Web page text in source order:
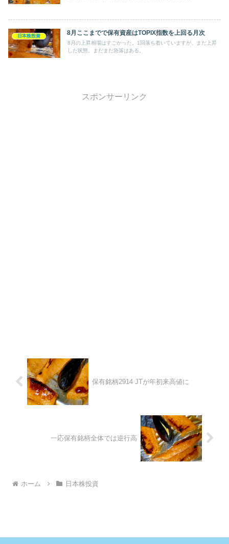
日本株投資 8月ここまでで保有資産はTOPIX指数を上回る月次
8月の上昇相場はすごかった。1回落ち着いていますが、まだ上昇
した状態。まだまだ急落はある。
スポンサーリンク
保有銘柄2914 JTが年初来高値に
一応保有銘柄全体では逆行高
ホーム 日本株投資